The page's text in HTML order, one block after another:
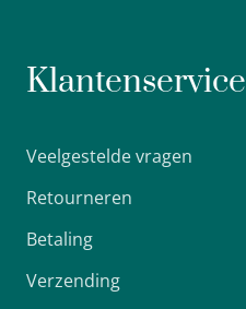
Klantenservice
Veelgestelde vragen
Retourneren
Betaling
Verzending